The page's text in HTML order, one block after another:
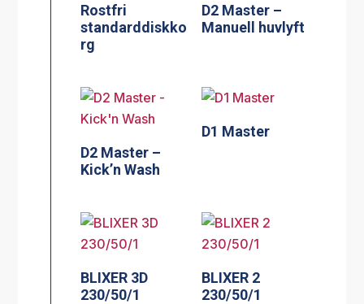
Rostfri
standarddiskko
rg
D2 Master –
Manuell huvlyft
D2 Master –
Kick’n Wash
D1 Master
BLIXER 3D
230/50/1
BLIXER 2
230/50/1